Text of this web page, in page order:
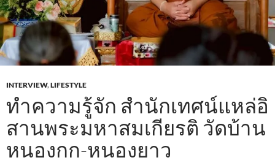
INTERVIEW,LIFESTYLE
ทำความรู้จัก สำนักเทศน์แหล่อิ
สานพระมหาสมเกียรติ วัดบ้าน
หนองกก-หนองยาว